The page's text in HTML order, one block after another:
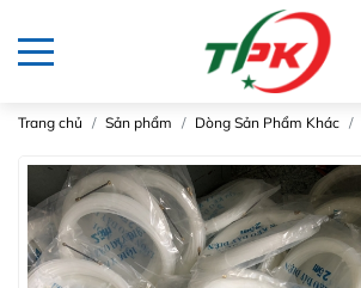
Trang chủ Sản phẩm Dòng Sản Phẩm Khác